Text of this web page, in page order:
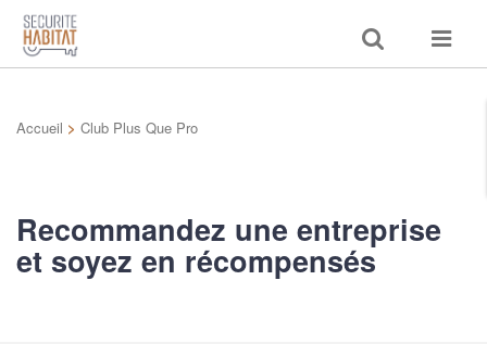
Toggle
search
Toggle
Accueil > Club Plus Que Pro
Recommandez une entreprise
et soyez en récompensés